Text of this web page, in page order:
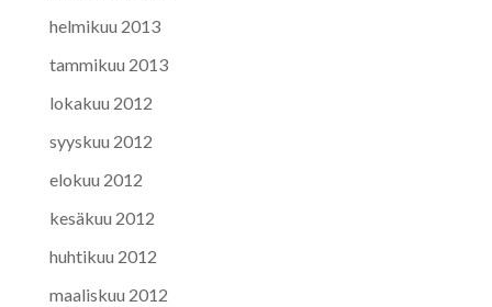
helmikuu 2013
tammikuu 2013
lokakuu 2012
syyskuu 2012
elokuu 2012
kesäkuu 2012
huhtikuu 2012
maaliskuu 2012